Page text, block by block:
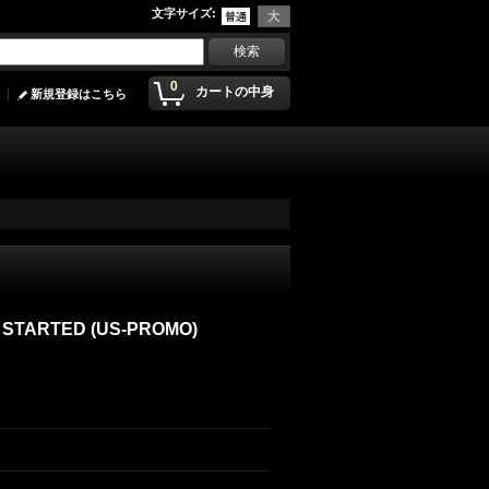
文字サイズ:
0 カートの中身
新規登録はこちら
(US-PROMO)